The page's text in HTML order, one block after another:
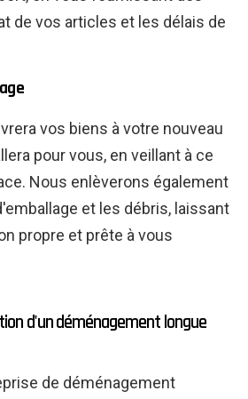
de vos articles et les délais de
vos biens à votre nouveau
pour vous, en veillant à ce
Nous enlèverons également
et les débris, laissant
propre et prête à vous
d'un déménagement longue
de déménagement